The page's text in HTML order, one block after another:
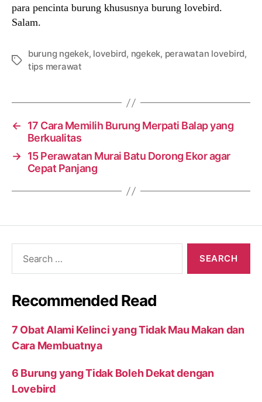
para pencinta burung khususnya burung lovebird.
Salam.
Tags
burung ngekek, lovebird, ngekek, perawatan lovebird,
tips merawat
←
17 Cara Memilih Burung Merpati Balap yang
Berkualitas
→ 15 Perawatan Murai Batu Dorong Ekor agar
Cepat Panjang
Recommended Read
7 Obat Alami Kelinci yang Tidak Mau Makan dan
Cara Membuatnya
6 Burung yang Tidak Boleh Dekat dengan
Lovebird